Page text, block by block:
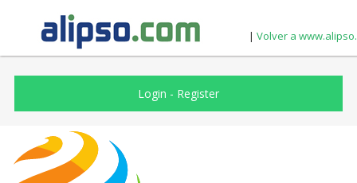
| Volver a
Login - Register